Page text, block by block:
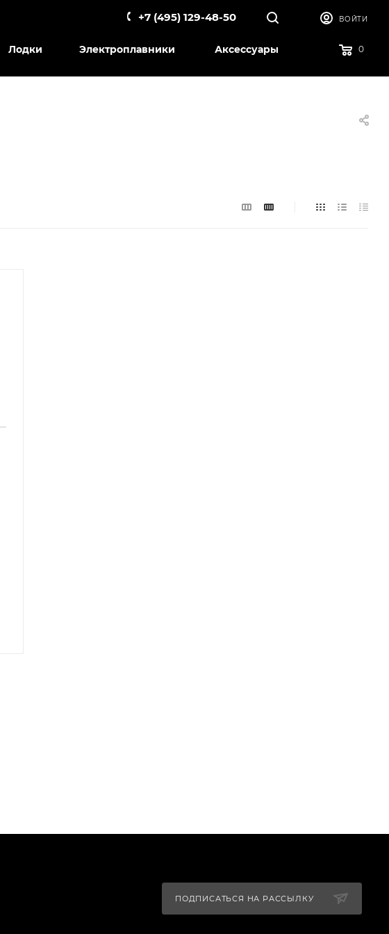
+7 (495) 129-48-50 ВОЙТИ
0
Лодки Электроплавники Аксессуары
ПОДПИСАТЬСЯ НА РАССЫЛКУ